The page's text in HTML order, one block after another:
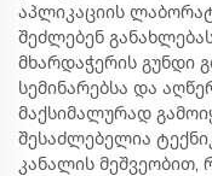
აპლიკაციის
შეძლებენ
მხარდაჭერის გუნდი
სემინარებსა და
მაქსიმალურად
შესაძლებელია
კანალის